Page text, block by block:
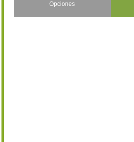
Opciones